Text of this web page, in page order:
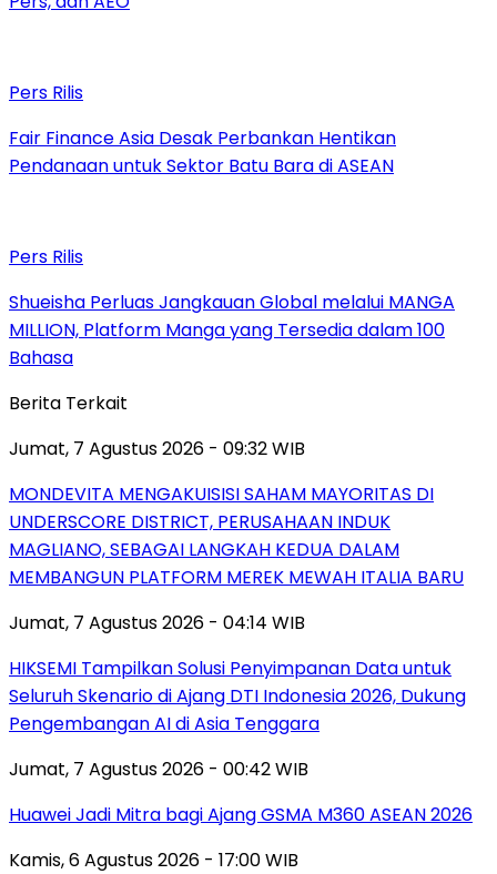
Pers Rilis
Fair Finance Asia Desak Perbankan Hentikan
Pendanaan untuk Sektor Batu Bara di ASEAN
Pers Rilis
Shueisha Perluas Jangkauan Global melalui MANGA
MILLION, Platform Manga yang Tersedia dalam 100
Bahasa
Berita Terkait
Jumat, 7 Agustus 2026 - 09:32 WIB
MONDEVITA MENGAKUISISI SAHAM MAYORITAS DI
UNDERSCORE DISTRICT, PERUSAHAAN INDUK
MAGLIANO, SEBAGAI LANGKAH KEDUA DALAM
MEMBANGUN PLATFORM MEREK MEWAH ITALIA BARU
Jumat, 7 Agustus 2026 - 04:14 WIB
HIKSEMI Tampilkan Solusi Penyimpanan Data untuk
Seluruh Skenario di Ajang DTI Indonesia 2026, Dukung
Pengembangan AI di Asia Tenggara
Jumat, 7 Agustus 2026 - 00:42 WIB
Huawei Jadi Mitra bagi Ajang GSMA M360 ASEAN 2026
Kamis, 6 Agustus 2026 - 17:00 WIB